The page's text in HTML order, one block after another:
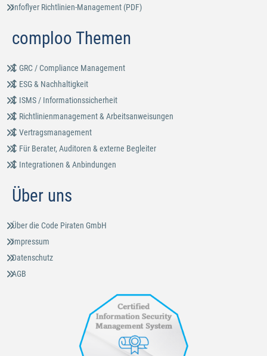
Infoflyer Richtlinien-Management (PDF)
comploo Themen
GRC / Compliance Management
ESG & Nachhaltigkeit
ISMS / Informationssicherheit
Richtlinienmanagement & Arbeitsanweisungen
Vertragsmanagement
Für Berater, Auditoren & externe Begleiter
Integrationen & Anbindungen
Über uns
Über die Code Piraten GmbH
Impressum
Datenschutz
AGB